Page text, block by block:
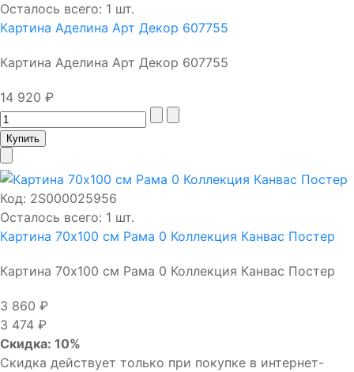
Осталось всего: 1 шт.
Картина Аделина Арт Декор 607755
Картина Аделина Арт Декор 607755
14 920 ₽
Код: 2S000025956
Осталось всего: 1 шт.
Картина 70х100 см Рама 0 Коллекция Канвас Постер
Картина 70х100 см Рама 0 Коллекция Канвас Постер
3 860 ₽
3 474 ₽
Скидка: 10%
Скидка действует только при покупке в интернет-